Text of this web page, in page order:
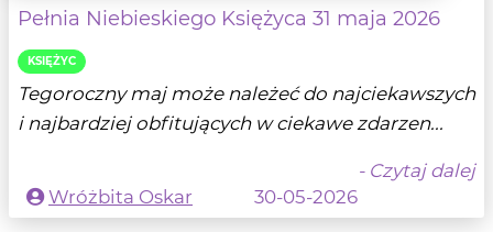
Pełnia Niebieskiego Księżyca 31 maja 2026
KSIĘŻYC
Tegoroczny maj może należeć do najciekawszych
i najbardziej obfitujących w ciekawe zdarzen...
- Czytaj dalej
Wróżbita Oskar
30-05-2026